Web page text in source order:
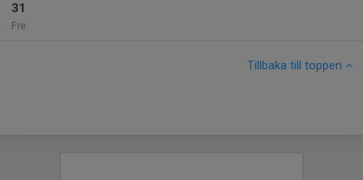
31
Fre
Tillbaka till toppen